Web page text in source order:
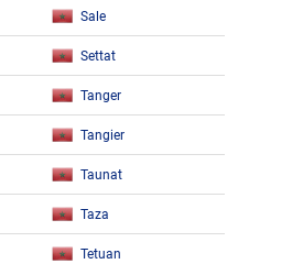
Sale
Settat
Tanger
Tangier
Taunat
Taza
Tetuan